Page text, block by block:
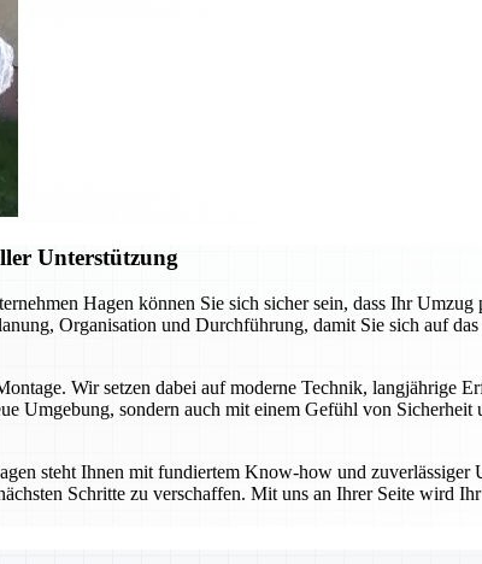
Unterstützung
Hagen können Sie sich sicher sein, dass Ihr Umzug
Organisation und Durchführung, damit Sie sich auf
Wir setzen dabei auf moderne Technik, langjährige
Umgebung, sondern auch mit einem Gefühl von Sicherheit
steht Ihnen mit fundiertem Know-how und zuverlässiger
Schritte zu verschaffen. Mit uns an Ihrer Seite wird